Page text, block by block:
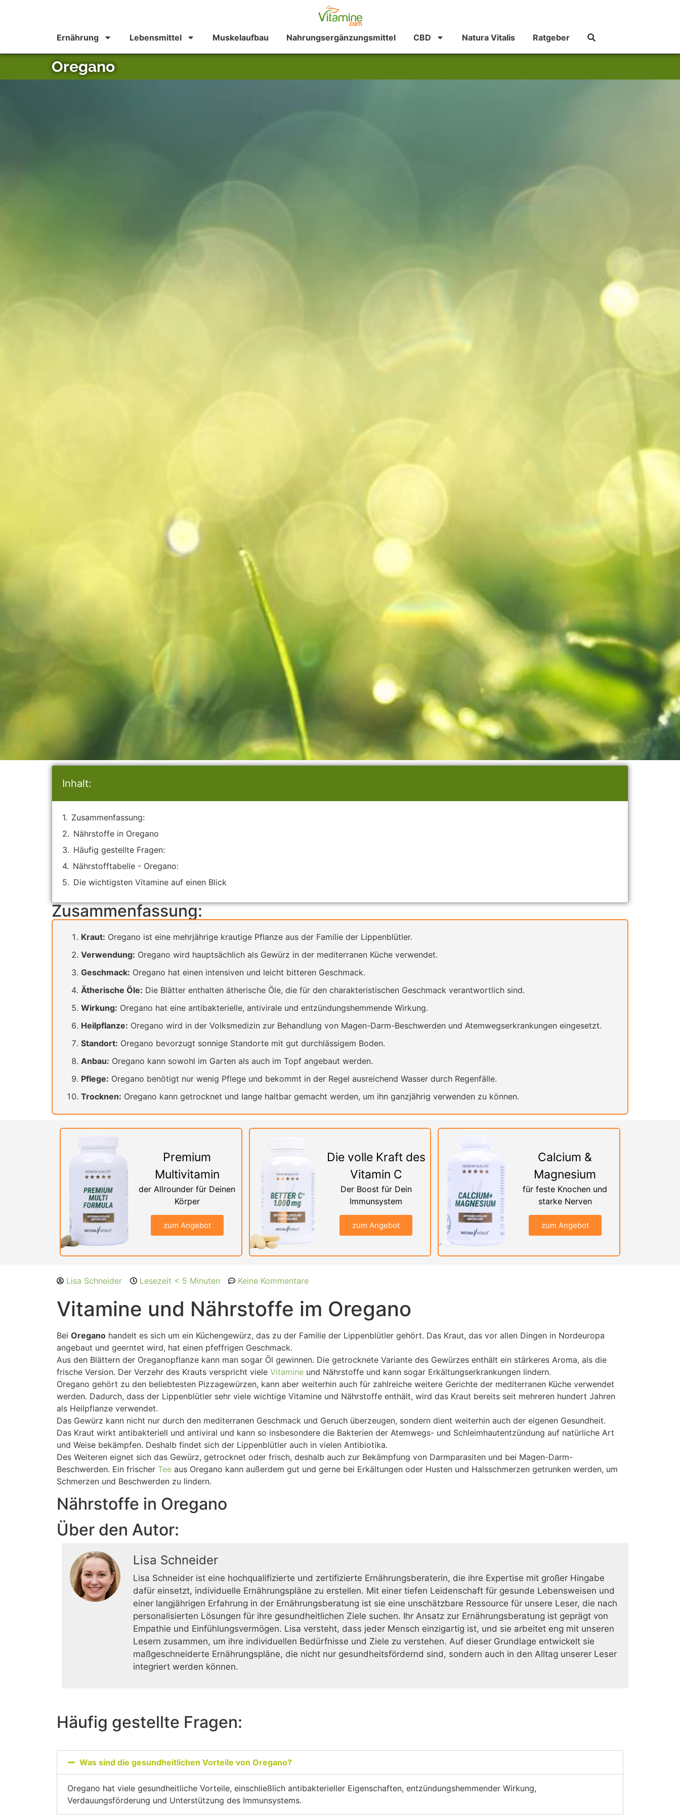
Ernährung Lebensmittel Muskelaufbau Nahrungsergänzungsmittel CBD Natura Vitalis Ratgeber
Oregano
Inhalt:
Zusammenfassung:
Nährstoffe in Oregano
Häufig gestellte Fragen:
Nährstofftabelle - Oregano:
Die wichtigsten Vitamine auf einen Blick
Zusammenfassung:
Kraut: Oregano ist eine mehrjährige krautige Pflanze aus der Familie der Lippenblütler.
Verwendung: Oregano wird hauptsächlich als Gewürz in der mediterranen Küche verwendet.
Geschmack: Oregano hat einen intensiven und leicht bitteren Geschmack.
Ätherische Öle: Die Blätter enthalten ätherische Öle, die für den charakteristischen Geschmack verantwortlich sind.
Wirkung: Oregano hat eine antibakterielle, antivirale und entzündungshemmende Wirkung.
Heilpflanze: Oregano wird in der Volksmedizin zur Behandlung von Magen-Darm-Beschwerden und Atemwegserkrankungen eingesetzt.
Standort: Oregano bevorzugt sonnige Standorte mit gut durchlässigem Boden.
Anbau: Oregano kann sowohl im Garten als auch im Topf angebaut werden.
Pflege: Oregano benötigt nur wenig Pflege und bekommt in der Regel ausreichend Wasser durch Regenfälle.
Trocknen: Oregano kann getrocknet und lange haltbar gemacht werden, um ihn ganzjährig verwenden zu können.
Premium
Multivitamin
der Allrounder für Deinen
Körper
zum Angebot
Die volle Kraft des
Vitamin C
Der Boost für Dein
Immunsystem
zum Angebot
Calcium &
Magnesium
für feste Knochen und
starke Nerven
zum Angebot
Lisa Schneider Lesezeit < 5 Minuten Keine Kommentare
Vitamine und Nährstoffe im Oregano
Bei Oregano handelt es sich um ein Küchengewürz, das zu der Familie der Lippenblütler gehört. Das Kraut, das vor allen Dingen in Nordeuropa
angebaut und geerntet wird, hat einen pfeffrigen Geschmack.
Aus den Blättern der Oreganopflanze kann man sogar Öl gewinnen. Die getrocknete Variante des Gewürzes enthält ein stärkeres Aroma, als die
frische Version. Der Verzehr des Krauts verspricht viele Vitamine und Nährstoffe und kann sogar Erkältungserkrankungen lindern.
Oregano gehört zu den beliebtesten Pizzagewürzen, kann aber weiterhin auch für zahlreiche weitere Gerichte der mediterranen Küche verwendet
werden. Dadurch, dass der Lippenblütler sehr viele wichtige Vitamine und Nährstoffe enthält, wird das Kraut bereits seit mehreren hundert Jahren
als Heilpflanze verwendet.
Das Gewürz kann nicht nur durch den mediterranen Geschmack und Geruch überzeugen, sondern dient weiterhin auch der eigenen Gesundheit.
Das Kraut wirkt antibakteriell und antiviral und kann so insbesondere die Bakterien der Atemwegs- und Schleimhautentzündung auf natürliche Art
und Weise bekämpfen. Deshalb findet sich der Lippenblütler auch in vielen Antibiotika.
Des Weiteren eignet sich das Gewürz, getrocknet oder frisch, deshalb auch zur Bekämpfung von Darmparasiten und bei Magen-Darm-
Beschwerden. Ein frischer Tee aus Oregano kann außerdem gut und gerne bei Erkältungen oder Husten und Halsschmerzen getrunken werden, um
Schmerzen und Beschwerden zu lindern.
Nährstoffe in Oregano
Über den Autor:
Lisa Schneider
Lisa Schneider ist eine hochqualifizierte und zertifizierte Ernährungsberaterin, die ihre Expertise mit großer Hingabe
dafür einsetzt, individuelle Ernährungspläne zu erstellen. Mit einer tiefen Leidenschaft für gesunde Lebensweisen und
einer langjährigen Erfahrung in der Ernährungsberatung ist sie eine unschätzbare Ressource für unsere Leser, die nach
personalisierten Lösungen für ihre gesundheitlichen Ziele suchen. Ihr Ansatz zur Ernährungsberatung ist geprägt von
Empathie und Einfühlungsvermögen. Lisa versteht, dass jeder Mensch einzigartig ist, und sie arbeitet eng mit unseren
Lesern zusammen, um ihre individuellen Bedürfnisse und Ziele zu verstehen. Auf dieser Grundlage entwickelt sie
maßgeschneiderte Ernährungspläne, die nicht nur gesundheitsfördernd sind, sondern auch in den Alltag unserer Leser
integriert werden können.
Häufig gestellte Fragen:
Was sind die gesundheitlichen Vorteile von Oregano?
Oregano hat viele gesundheitliche Vorteile, einschließlich antibakterieller Eigenschaften, entzündungshemmender Wirkung,
Verdauungsförderung und Unterstützung des Immunsystems.